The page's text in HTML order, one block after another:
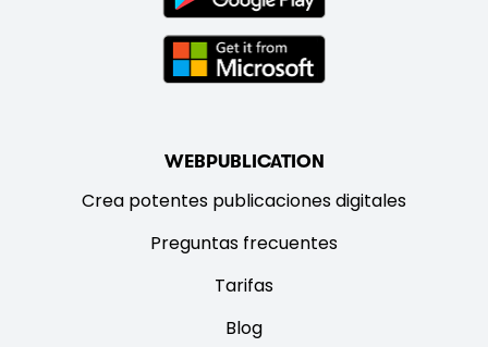
WEBPUBLICATION
Crea potentes publicaciones digitales
Preguntas frecuentes
Tarifas
Blog